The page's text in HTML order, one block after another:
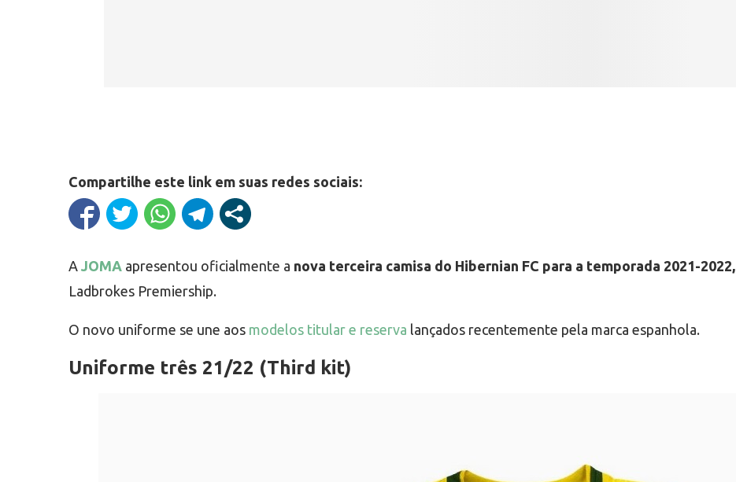
Compartilhe este link em suas redes sociais:
A JOMA apresentou oficialmente a nova terceira camisa do Hibernian FC para a temporada 2021-2022,
Ladbrokes Premiership.
O novo uniforme se une aos modelos titular e reserva lançados recentemente pela marca espanhola.
Uniforme três 21/22 (Third kit)